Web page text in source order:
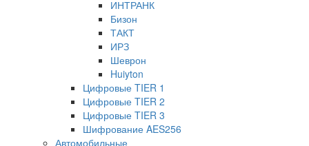
ИНТРАНК
Бизон
ТАКТ
ИРЗ
Шеврон
Huiyton
Цифровые TIER 1
Цифровые TIER 2
Цифровые TIER 3
Шифрование AES256
Автомобильные